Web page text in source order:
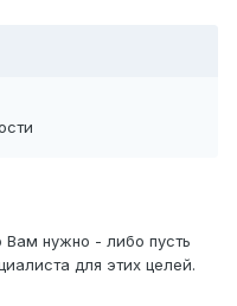
нужно - либо пусть
для этих целей.